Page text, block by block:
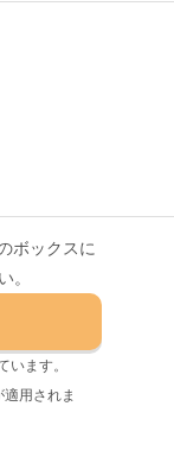
ボックスに
。
います。
適用されま